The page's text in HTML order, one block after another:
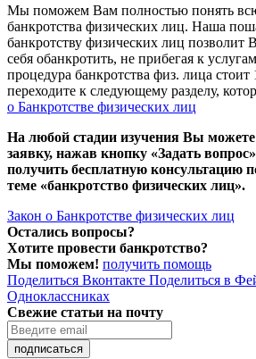
Мы поможем Вам полностью понять
банкротства физических лиц. Наша
банкротству физических лиц позволит
себя обанкротить, не прибегая к
процедура банкротства физ. лица
переходите к следующему разделу,
о Банкротстве физических лиц
На любой стадии изучения Вы
заявку, нажав кнопку «Задать
получить бесплатную консультацию
теме «банкротство физических лиц».
Закон о Банкротстве физических лиц
Остались вопросы?
Хотите провести банкротство?
Мы поможем! получить помощь
Поделиться Вконтакте Поделиться в
Одноклассниках
Свежие статьи на почту
подписаться